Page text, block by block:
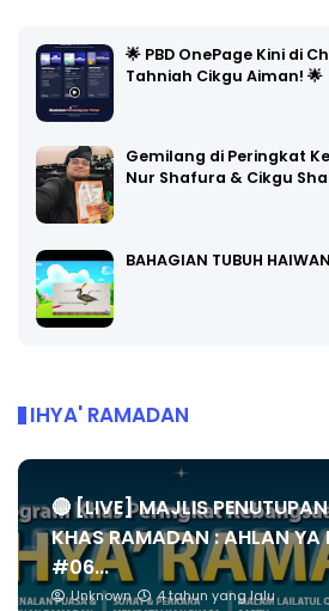
🌟 PBD OnePage Kini di
Tahniah Cikgu Aiman! 🌟
Gemilang di Peringkat
Nur Shafura & Cikgu
BAHAGIAN TUBUH HAIWAN
IHYA' RAMADAN
🔴 [LIVE] MAJLIS
KHAS RAMADAN : AHLAN
#06...
Unknown 4 tahun yang lalu